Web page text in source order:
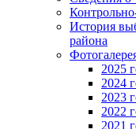
История
района
2025
2024
2023
2022
2021